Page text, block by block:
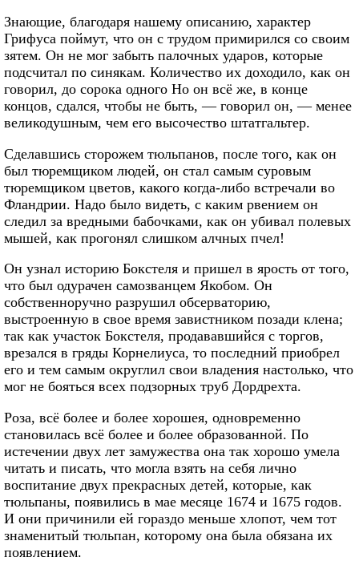
Знающие, благодаря нашему описанию, характер
Грифуса поймут, что он с трудом примирился со своим
зятем. Он не мог забыть палочных ударов, которые
подсчитал по синякам. Количество их доходило, как он
говорил, до сорока одного Но он всё же, в конце
концов, сдался, чтобы не быть, — говорил он, — менее
великодушным, чем его высочество штатгальтер.
Сделавшись сторожем тюльпанов, после того, как он
был тюремщиком людей, он стал самым суровым
тюремщиком цветов, какого когда-либо встречали во
Фландрии. Надо было видеть, с каким рвением он
следил за вредными бабочками, как он убивал полевых
мышей, как прогонял слишком алчных пчел!
Он узнал историю Бокстеля и пришел в ярость от того,
что был одурачен самозванцем Якобом. Он
собственноручно разрушил обсерваторию,
выстроенную в свое время завистником позади клена;
так как участок Бокстеля, продававшийся с торгов,
врезался в гряды Корнелиуса, то последний приобрел
его и тем самым округлил свои владения настолько, что
мог не бояться всех подзорных труб Дордрехта.
Роза, всё более и более хорошея, одновременно
становилась всё более и более образованной. По
истечении двух лет замужества она так хорошо умела
читать и писать, что могла взять на себя лично
воспитание двух прекрасных детей, которые, как
тюльпаны, появились в мае месяце 1674 и 1675 годов.
И они причинили ей гораздо меньше хлопот, чем тот
знаменитый тюльпан, которому она была обязана их
появлением.